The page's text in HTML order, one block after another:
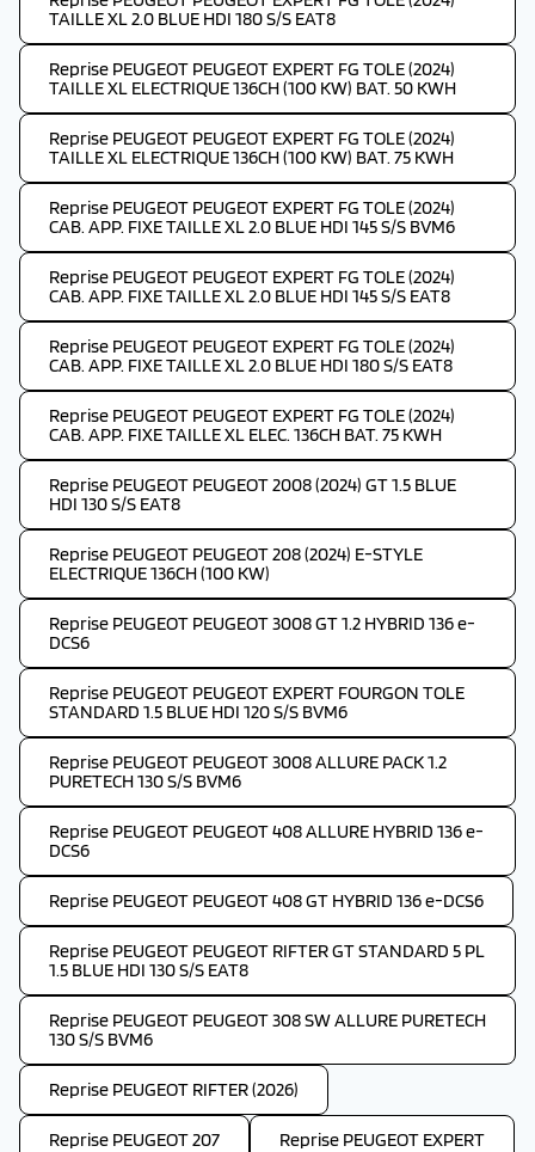
TAILLE XL 2.0 BLUE HDI 180 S/S EAT8
Reprise PEUGEOT PEUGEOT EXPERT FG TOLE (2024)
TAILLE XL ELECTRIQUE 136CH (100 KW) BAT. 50 KWH
Reprise PEUGEOT PEUGEOT EXPERT FG TOLE (2024)
TAILLE XL ELECTRIQUE 136CH (100 KW) BAT. 75 KWH
Reprise PEUGEOT PEUGEOT EXPERT FG TOLE (2024)
CAB. APP. FIXE TAILLE XL 2.0 BLUE HDI 145 S/S BVM6
Reprise PEUGEOT PEUGEOT EXPERT FG TOLE (2024)
CAB. APP. FIXE TAILLE XL 2.0 BLUE HDI 145 S/S EAT8
Reprise PEUGEOT PEUGEOT EXPERT FG TOLE (2024)
CAB. APP. FIXE TAILLE XL 2.0 BLUE HDI 180 S/S EAT8
Reprise PEUGEOT PEUGEOT EXPERT FG TOLE (2024)
CAB. APP. FIXE TAILLE XL ELEC. 136CH BAT. 75 KWH
Reprise PEUGEOT PEUGEOT 2008 (2024) GT 1.5 BLUE
HDI 130 S/S EAT8
Reprise PEUGEOT PEUGEOT 208 (2024) E-STYLE
ELECTRIQUE 136CH (100 KW)
Reprise PEUGEOT PEUGEOT 3008 GT 1.2 HYBRID 136 e-
DCS6
Reprise PEUGEOT PEUGEOT EXPERT FOURGON TOLE
STANDARD 1.5 BLUE HDI 120 S/S BVM6
Reprise PEUGEOT PEUGEOT 3008 ALLURE PACK 1.2
PURETECH 130 S/S BVM6
Reprise PEUGEOT PEUGEOT 408 ALLURE HYBRID 136 e-
DCS6
Reprise PEUGEOT PEUGEOT 408 GT HYBRID 136 e-DCS6
Reprise PEUGEOT PEUGEOT RIFTER GT STANDARD 5 PL
1.5 BLUE HDI 130 S/S EAT8
Reprise PEUGEOT PEUGEOT 308 SW ALLURE PURETECH
130 S/S BVM6
Reprise PEUGEOT RIFTER (2026)
Reprise PEUGEOT 207 Reprise PEUGEOT EXPERT